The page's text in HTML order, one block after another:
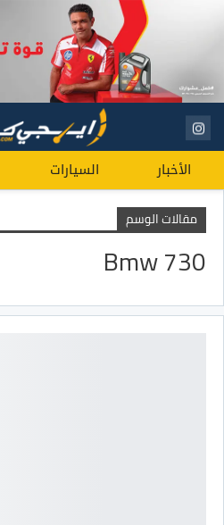
الأخبار السيارات
مقالات الوسم
Bmw 730